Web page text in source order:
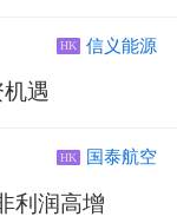
HK 信义能源
遇
HK 国泰航空
利润高增